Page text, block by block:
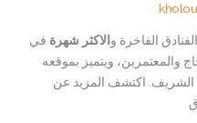
الفاخرة و الاكثر شهرة في
والمعتمرين، ويتميز بموقعه
الشريف. اكتشف المزيد عن